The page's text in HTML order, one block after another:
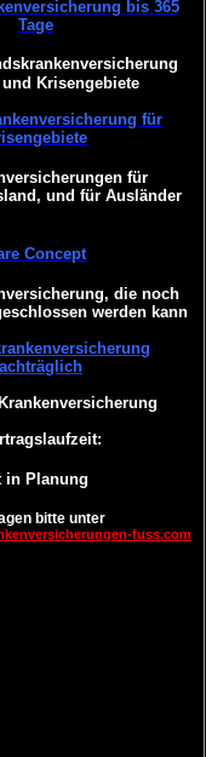
bis 365
Tage
Krisengebiete
für
für
und für Ausländer
Concept
die noch
werden kann
in Planung
bitte unter
fuss.com